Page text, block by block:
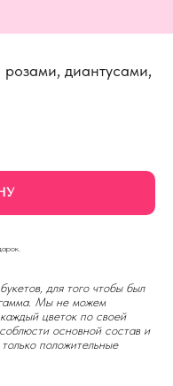
диантусами,
для того чтобы был
гамма. Мы не можем
цветок по своей
основной состав и
положительные